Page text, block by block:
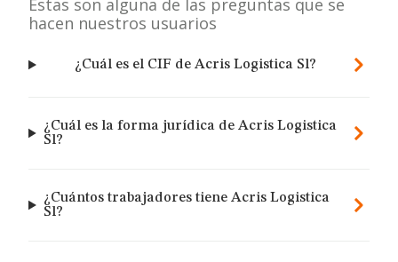
Estas son alguna de las preguntas que se
hacen nuestros usuarios
¿Cuál es el CIF de Acris Logistica Sl?
¿Cuál es la forma jurídica de Acris Logistica
Sl?
¿Cuántos trabajadores tiene Acris Logistica
Sl?